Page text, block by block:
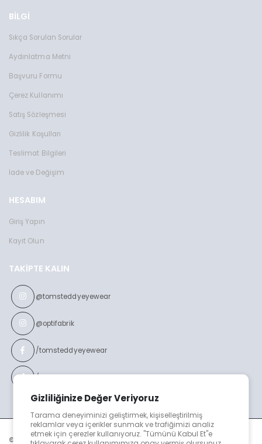
Gizliliğinize Değer Veriyoruz
Tarama deneyiminizi geliştirmek, kişiselleştirilmiş
reklamlar veya içerikler sunmak ve trafiğimizi analiz
etmek için çerezler kullanıyoruz. "Tümünü Kabul Et"e
BİLGİ
Sıkça Sorulan Sorular
Aydınlatma Metni
Başvuru Formu
Çerez Kullanımı
Satış Sözleşmesi
Gizlilik Koşulları
Teslimat Bilgileri
İade ve Değişim
HESABIM
Giriş Yapın
Kayıt Olun
TAKIPTE KALIN
@tomsteddyeyewear
@optifabrik
/tomsteddyeyewear
/optifabrikeyewear
© TOMS TEDDY v2023